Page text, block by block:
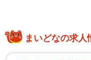
予約指定した映画館や新幹
代わって」と言われ、安易
まいどなの求人